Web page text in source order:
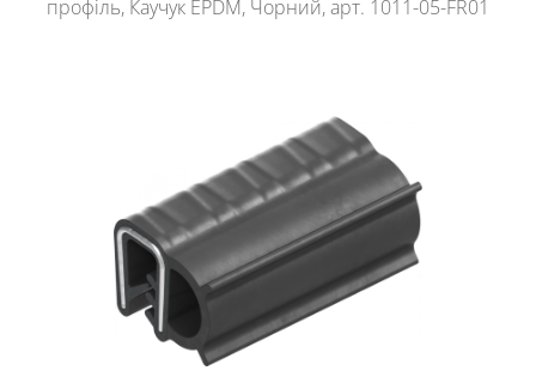
профіль, Каучук EPDM, Чорний, арт. 1011-05-FR01